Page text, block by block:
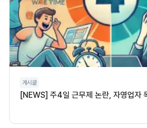
게시글
[NEWS] 주4일 근무제 논란, 자영업자